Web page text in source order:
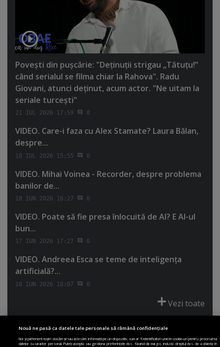
Poveşti din puşcărie: "Deţinuţii strigau „Tătuţu!”
când serialul se filma chiar la Rahova". Radu
Giovani, atunci deţinut, acum actor. "Ne uitam la
seriale turceşti"
21 IUL 2026 17:59 0
VIDEO. Care-i faza cu Alex Stamate? Laura Bălan,
despre...
18 IUL 2026 15:55 0
VIDEO. Mihai Voinea - Recorder, despre problema
banilor de...
18 IUN 2026 16:27 0
VIDEO. Poate să fie presa înlocuită de AI? E AI-ul
bun...
17 IUN 2026 17:27 0
VIDEO. Andreea Esca se teme de inteligenţa
artificială?...
10 IUN 2026 18:07 0
Vezi toate
Nouă ne pasă ca datele tale personale să rămână confidențiale
Noi și partenerii noștri stocăm și/sau accesăm informații pe un dispozitiv, cum ar fi identificatori unici în cookie-uri pentru procesarea
datelor cu caracter personal. Puteți accepta sau gestiona preferințele dvs. făcând clic mai jos, inclusiv dreptul dvs. de a obiecta în